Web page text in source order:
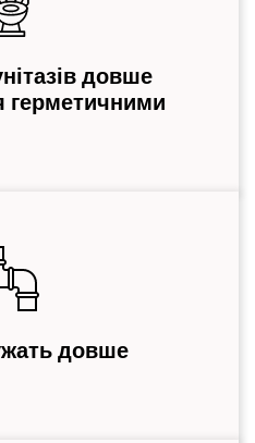
довше
довше